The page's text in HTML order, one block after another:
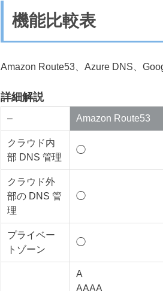
機能比較表
Amazon Route53、Azure DNS、
詳細解説
– Amazon Route53
クラウド内
部 DNS 管理
◯
クラウド外
部の DNS 管
理
◯
プライベー
トゾーン
◯
A
AAAA